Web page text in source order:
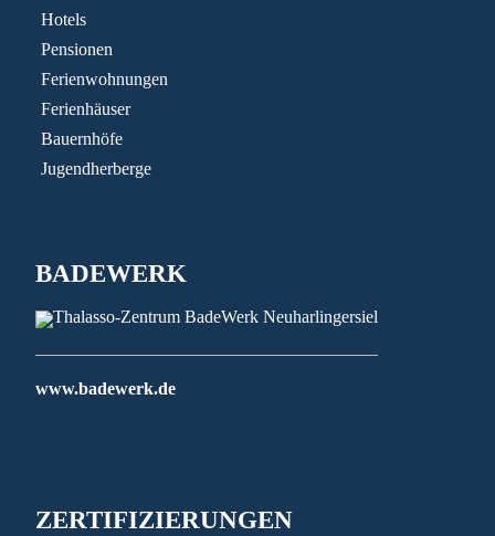
Hotels
Pensionen
Ferienwohnungen
Ferienhäuser
Bauernhöfe
Jugendherberge
BADEWERK
www.badewerk.de
ZERTIFIZIERUNGEN